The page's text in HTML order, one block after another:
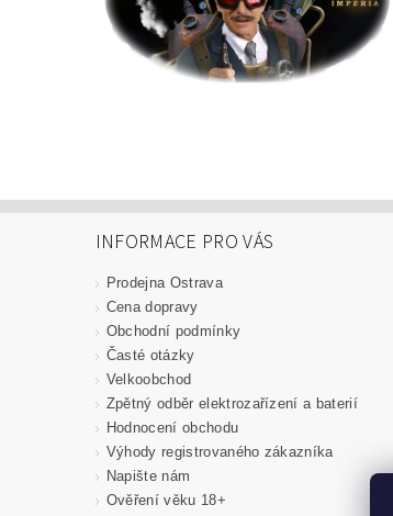
INFORMACE PRO VÁS
Prodejna Ostrava
Cena dopravy
Obchodní podmínky
Časté otázky
Velkoobchod
Zpětný odběr elektrozařízení a baterií
Hodnocení obchodu
Výhody registrovaného zákazníka
Napište nám
Ověření věku 18+